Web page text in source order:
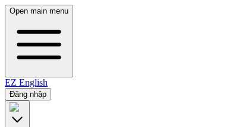
Open main menu
EZ English
Đăng nhập